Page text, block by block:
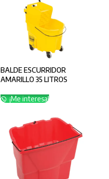
BALDE ESCURRIDOR
AMARILLO 35 LITROS
¡Me interesa!